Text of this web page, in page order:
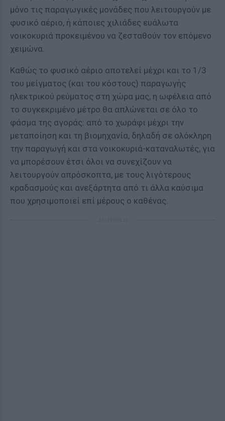
μόνο τις παραγωγικές μονάδες που λειτουργούν με
φυσικό αέριο, ή κάποιες χιλιάδες ευάλωτα
νοικοκυριά προκειμένου να ζεσταθούν τον επόμενο
χειμώνα.
Καθώς το φυσικό αέριο αποτελεί μέχρι και το 1/3
του μείγματος (και του κόστους) παραγωγής
ηλεκτρικού ρεύματος στη χώρα μας, η ωφέλεια από
το συγκεκριμένο μέτρο θα απλώνεται σε όλο το
φάσμα της αγοράς: από το χωράφι μέχρι την
μεταποίηση και τη βιομηχανία, δηλαδή σε ολόκληρη
την παραγωγή και στα νοικοκυριά-καταναλωτές, για
να μπορέσουν έτσι όλοι να συνεχίζουν να
λειτουργούν απρόσκοπτα, με τους λιγότερους
κραδασμούς και ανεξάρτητα από τι άλλα καύσιμα
που χρησιμοποιεί επί μέρους ο καθένας.